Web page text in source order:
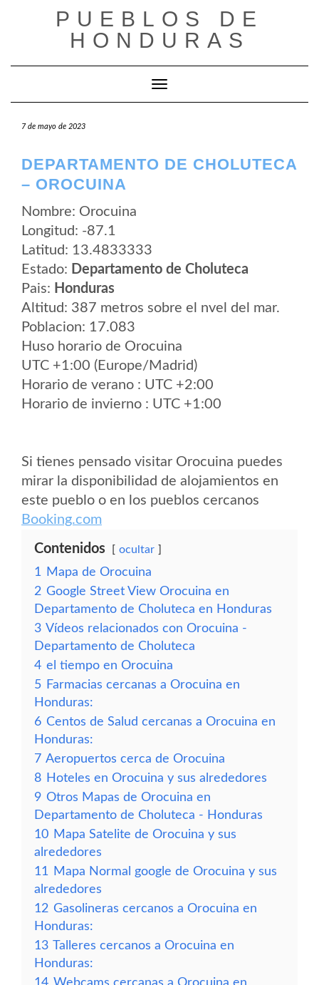
PUEBLOS DE
HONDURAS
Cambiar modo de navegación
7 de mayo de 2023
DEPARTAMENTO DE CHOLUTECA
– OROCUINA
Nombre: Orocuina
Longitud: -87.1
Latitud: 13.4833333
Estado: Departamento de Choluteca
Pais: Honduras
Altitud: 387 metros sobre el nvel del mar.
Poblacion: 17.083
Huso horario de Orocuina
UTC +1:00 (Europe/Madrid)
Horario de verano : UTC +2:00
Horario de invierno : UTC +1:00
Si tienes pensado visitar Orocuina puedes
mirar la disponibilidad de alojamientos en
este pueblo o en los pueblos cercanos
Booking.com
Contenidos ocultar
1
Mapa de Orocuina
2 Google Street View Orocuina en
Departamento de Choluteca en Honduras
3 Vídeos relacionados con Orocuina -
Departamento de Choluteca
4 el tiempo en Orocuina
5 Farmacias cercanas a Orocuina en
Honduras:
6 Centos de Salud cercanas a Orocuina en
Honduras:
7 Aeropuertos cerca de Orocuina
8 Hoteles en Orocuina y sus alrededores
9 Otros Mapas de Orocuina en
Departamento de Choluteca - Honduras
10 Mapa Satelite de Orocuina y sus
alrededores
11
Mapa Normal google de Orocuina y sus
alrededores
12 Gasolineras cercanos a Orocuina en
Honduras:
13 Talleres cercanos a Orocuina en
Honduras:
14 Webcams cercanas a Orocuina en